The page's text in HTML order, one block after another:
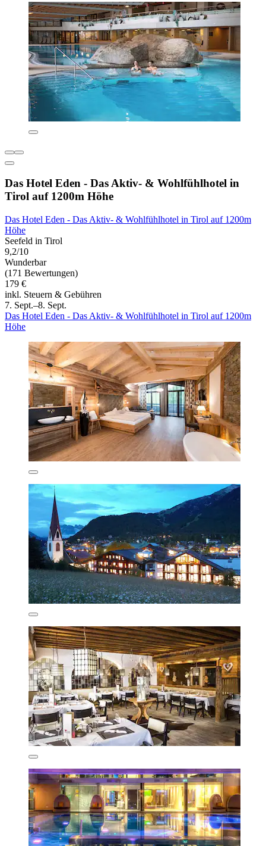
Das Hotel Eden - Das Aktiv- & Wohlfühlhotel in
Tirol auf 1200m Höhe
Das Hotel Eden - Das Aktiv- & Wohlfühlhotel in Tirol auf 1200m
Höhe
Seefeld in Tirol
9,2/10
Wunderbar
(171 Bewertungen)
179 €
inkl. Steuern & Gebühren
7. Sept.–8. Sept.
Das Hotel Eden - Das Aktiv- & Wohlfühlhotel in Tirol auf 1200m
Höhe